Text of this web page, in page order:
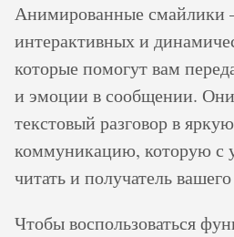
Анимированные смайлики
интерактивных и
которые помогут вам
и эмоции в сообщении.
текстовый разговор в
коммуникацию, которую с
читать и получатель
Чтобы воспользоваться